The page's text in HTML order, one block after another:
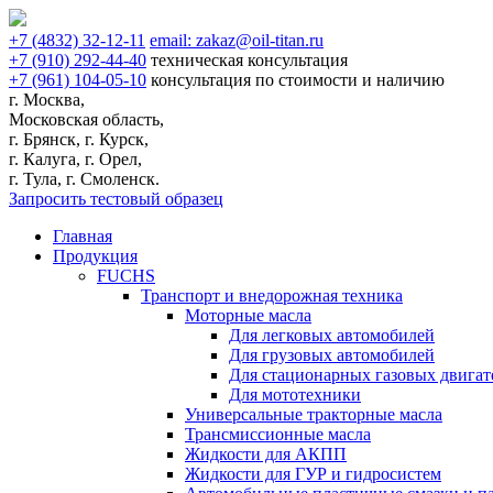
+7 (4832) 32-12-11 email: zakaz@oil-titan.ru
+7 (910) 292-44-40 техническая консультация
+7 (961) 104-05-10 консультация по стоимости и наличию
г. Москва,
Московская область,
г. Брянск, г. Курск,
г. Калуга, г. Орел,
г. Тула, г. Смоленск.
Запросить тестовый образец
Главная
Продукция
FUCHS
Транспорт и внедорожная техника
Моторные масла
Для легковых автомобилей
Для грузовых автомобилей
Для стационарных газовых
Для мототехники
Универсальные тракторные масла
Трансмиссионные масла
Жидкости для АКПП
Жидкости для ГУР и гидросистем